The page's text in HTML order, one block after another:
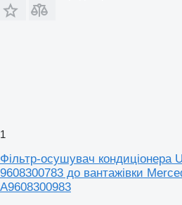
1
Фільтр-осушувач кондиціонера
9608300783 до вантажівки
A9608300983